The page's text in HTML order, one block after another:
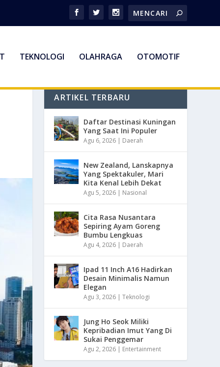
TEKNOLOGI OLAHRAGA OTOMOTIF
ARTIKEL TERBARU
Daftar Destinasi Kuningan
Yang Saat Ini Populer
Agu 6, 2026 | Daerah
New Zealand, Lanskapnya
Yang Spektakuler, Mari
Kita Kenal Lebih Dekat
Agu 5, 2026 | Nasional
Cita Rasa Nusantara
Sepiring Ayam Goreng
Bumbu Lengkuas
Agu 4, 2026 | Daerah
Ipad 11 Inch A16 Hadirkan
Desain Minimalis Namun
Elegan
Agu 3, 2026 |Teknologi
Jung Ho Seok Miliki
Kepribadian Imut Yang Di
Sukai Penggemar
Agu 2, 2026 | Entertainment